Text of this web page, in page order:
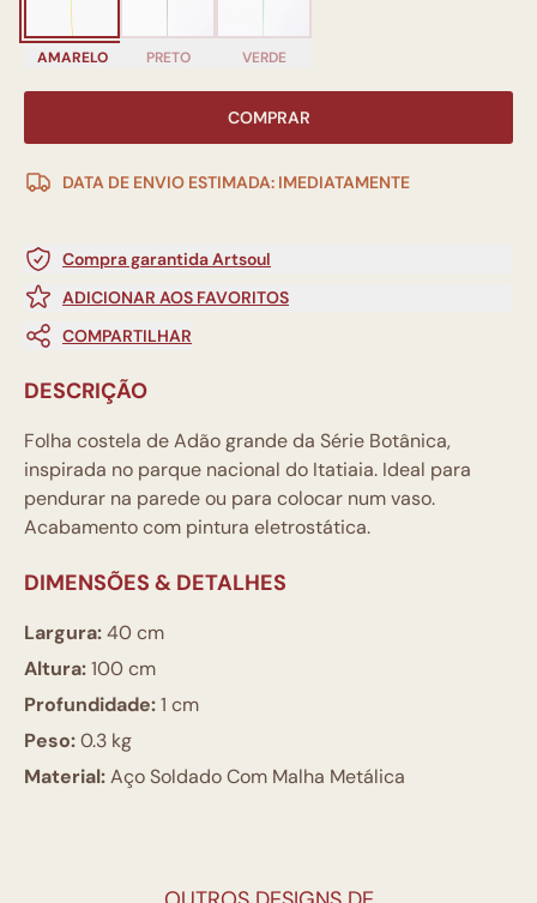
AMARELO PRETO VERDE
COMPRAR
DATA DE ENVIO ESTIMADA: IMEDIATAMENTE
Compra garantida Artsoul
ADICIONAR AOS FAVORITOS
COMPARTILHAR
DESCRIÇÃO
Folha costela de Adão grande da Série Botânica,
inspirada no parque nacional do Itatiaia. Ideal para
pendurar na parede ou para colocar num vaso.
Acabamento com pintura eletrostática.
DIMENSÕES & DETALHES
Largura:40 cm
Altura:100 cm
Profundidade:1 cm
Peso:0.3 kg
Material:Aço Soldado Com Malha Metálica